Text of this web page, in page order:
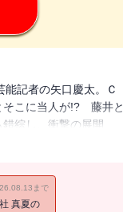
記者の矢口慶太。Ｃ
そこに当人が!? 藤井と
綜し、衝撃の展開
まで
真夏の